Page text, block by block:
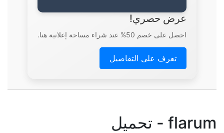
عرض حصري!
احصل على خصم 50% عند شراء مساحة إعلانية هنا.
تعرف على التفاصيل
flarum - تحميل